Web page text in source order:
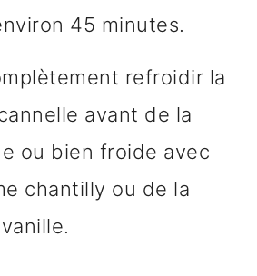
45 minutes.
refroidir la
avant de la
ou bien froide avec
chantilly ou de la